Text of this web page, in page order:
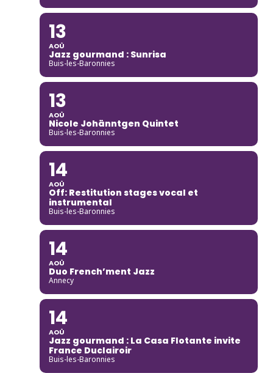
13
AOÛ
Jazz gourmand : Sunrisa
Buis-les-Baronnies
13
AOÛ
Nicole Johänntgen Quintet
Buis-les-Baronnies
14
AOÛ
Off: Restitution stages vocal et
instrumental
Buis-les-Baronnies
14
AOÛ
Duo French’ment Jazz
Annecy
14
AOÛ
Jazz gourmand : La Casa Flotante invite
France Duclairoir
Buis-les-Baronnies